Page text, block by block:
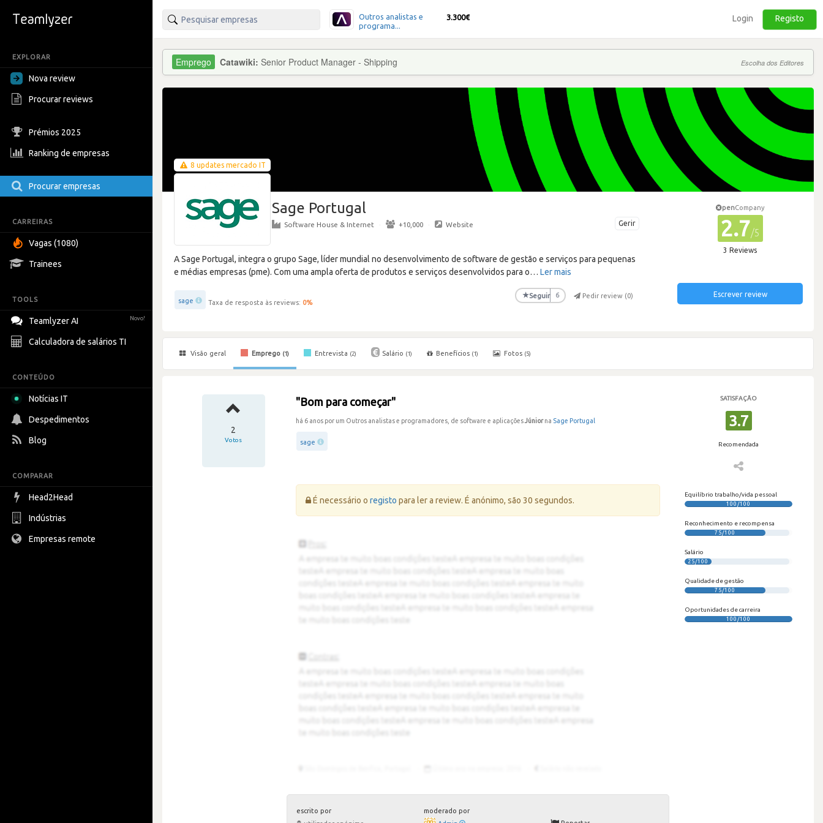
EXPLORAR
Nova review
Procurar reviews
Prémios 2025
Ranking de empresas
Procurar empresas
CARREIRAS
Vagas (1080)
Trainees
TOOLS
Teamlyzer AI Novo!
Calculadora de salários TI
CONTEÚDO
Notícias IT
Despedimentos
Blog
COMPARAR
Head2Head
Indústrias
Empresas remote
Outros analistas e
programa...
3.300€ Login Registo
Catawiki: Senior Product Manager - Shipping Escolha dos Editores
8 updates mercado IT
Sage Portugal
Gerir
Software House & Internet · +10,000 · Website
A Sage Portugal, integra o grupo Sage, líder mundial no desenvolvimento de software de gestão e serviços para pequenas
e médias empresas (pme). Com uma ampla oferta de produtos e serviços desenvolvidos para o… Ler mais
sage Taxa de resposta às reviews: 0%
★Seguir 6 Pedir review (0)
penCompany
2.7/5
3 Reviews
Escrever review
Visão geral Emprego (1) Entrevista (2) Salário (1) Benefícios (1) Fotos (5)
2
Votos
"Bom para começar"
há 6 anos por um Outros analistas e programadores, de software e aplicaçõesJúniorna Sage Portugal
sage
SATISFAÇÃO
3.7
Recomendada
Erro:
É necessário oregisto para ler a review. É anónimo, são 30 segundos.
Equilíbrio trabalho/vida pessoal
100/100
Reconhecimento e recompensa
75/100
Salário
25/100
Qualidade de gestão
75/100
Oportunidades de carreira
100/100
escrito por
moderado por